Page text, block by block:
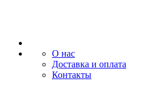
О нас
Доставка и оплата
Контакты